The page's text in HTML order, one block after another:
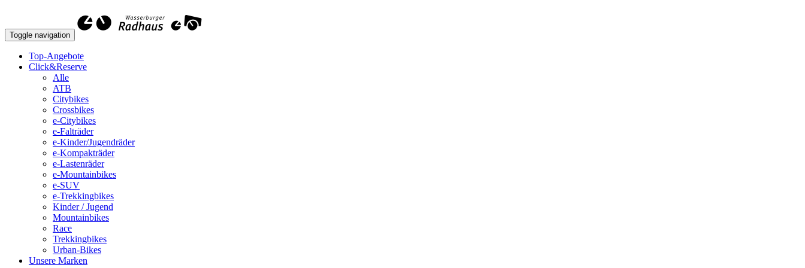
Toggle navigation
Top-Angebote
Click&Reserve
Alle
ATB
Citybikes
Crossbikes
e-Citybikes
e-Falträder
e-Kinder/Jugendräder
e-Kompakträder
e-Lastenräder
e-Mountainbikes
e-SUV
e-Trekkingbikes
Kinder / Jugend
Mountainbikes
Race
Trekkingbikes
Urban-Bikes
Unsere Marken